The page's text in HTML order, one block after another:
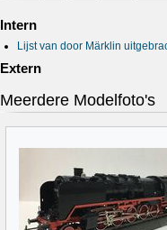
Intern
Lijst van door Märklin
Extern
Meerdere Modelfoto's